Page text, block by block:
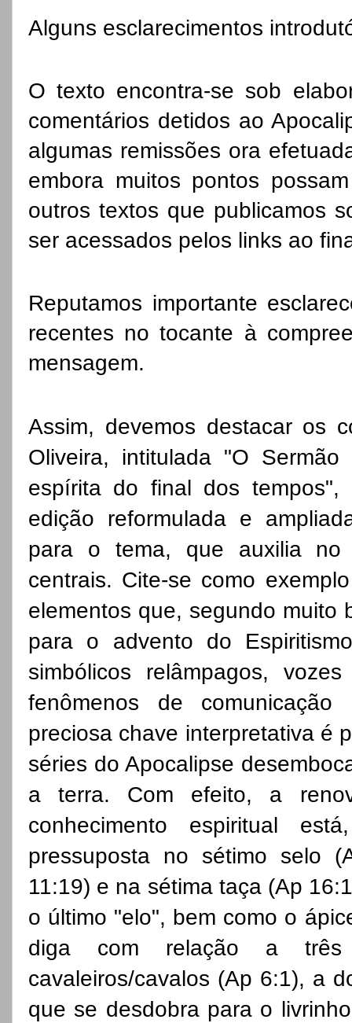
Alguns esclarecimentos
O texto encontra-se sob
comentários detidos ao
algumas remissões ora
embora muitos pontos
outros textos que publicamos
ser acessados pelos links ao
Reputamos importante
recentes no tocante à
mensagem.
Assim, devemos destacar os
Oliveira, intitulada "O
espírita do final dos
edição reformulada e
para o tema, que auxilia no
centrais. Cite-se como
elementos que, segundo muito
para o advento do
simbólicos relâmpagos,
fenômenos de
preciosa chave interpretativa é
séries do Apocalipse
a terra. Com efeito, a
conhecimento espiritual
pressuposta no sétimo selo
11:19) e na sétima taça (Ap
o último "elo", bem como o
diga com relação a três
cavaleiros/cavalos (Ap 6:1), a
que se desdobra para o